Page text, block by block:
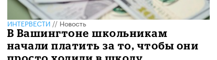
ИНТЕРВЕСТИ//Новость
​В Вашингтоне школьникам
начали платить за то, чтобы они